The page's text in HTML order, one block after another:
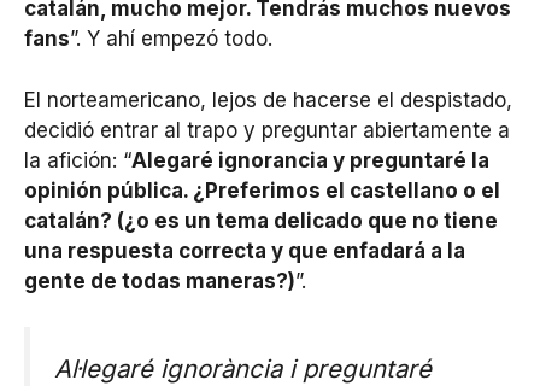
catalán, mucho mejor. Tendrás muchos nuevos
fans”. Y ahí empezó todo.
El norteamericano, lejos de hacerse el despistado,
decidió entrar al trapo y preguntar abiertamente a
la afición: “Alegaré ignorancia y preguntaré la
opinión pública. ¿Preferimos el castellano o el
catalán? (¿o es un tema delicado que no tiene
una respuesta correcta y que enfadará a la
gente de todas maneras?)”.
Al·legaré ignorància i preguntaré